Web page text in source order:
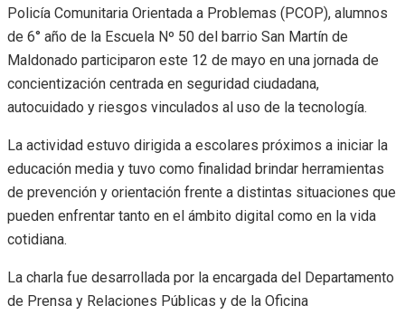
Policía Comunitaria Orientada a Problemas (PCOP), alumnos
de 6° año de la Escuela Nº 50 del barrio San Martín de
Maldonado participaron este 12 de mayo en una jornada de
concientización centrada en seguridad ciudadana,
autocuidado y riesgos vinculados al uso de la tecnología.
La actividad estuvo dirigida a escolares próximos a iniciar la
educación media y tuvo como finalidad brindar herramientas
de prevención y orientación frente a distintas situaciones que
pueden enfrentar tanto en el ámbito digital como en la vida
cotidiana.
La charla fue desarrollada por la encargada del Departamento
de Prensa y Relaciones Públicas y de la Oficina